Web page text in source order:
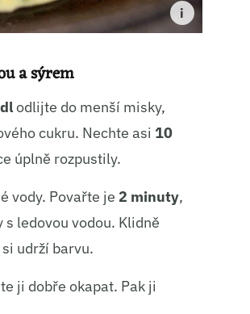
a sýrem
odlijte do menší misky,
cukru. Nechte asi 10
úplně rozpustily.
vody. Povařte je 2 minuty,
ledovou vodou. Klidně
udrží barvu.
ji dobře okapat. Pak ji